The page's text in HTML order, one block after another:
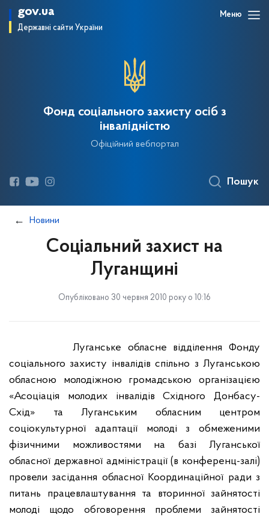
gov.ua
Державні сайти України
Меню
Фонд соціального захисту осіб з
інвалідністю
Офіційний вебпортал
Пошук
Новини
Соціальний захист на
Луганщині
Опубліковано 30 червня 2010 року о 10:16
Луганське обласне відділення Фонду
соціального захисту інвалідів спільно з Луганською
обласною молодіжною громадською організацією
«Асоціація молодих інвалідів Східного Донбасу-
Схід» та Луганським обласним центром
соціокультурної адаптації молоді з обмеженими
фізичними можливостями на базі Луганської
обласної державної адміністрації (в конференц-залі)
провели засідання обласної Координаційної ради з
питань працевлаштування та вторинної зайнятості
молоді щодо обговорення проблеми зайнятості